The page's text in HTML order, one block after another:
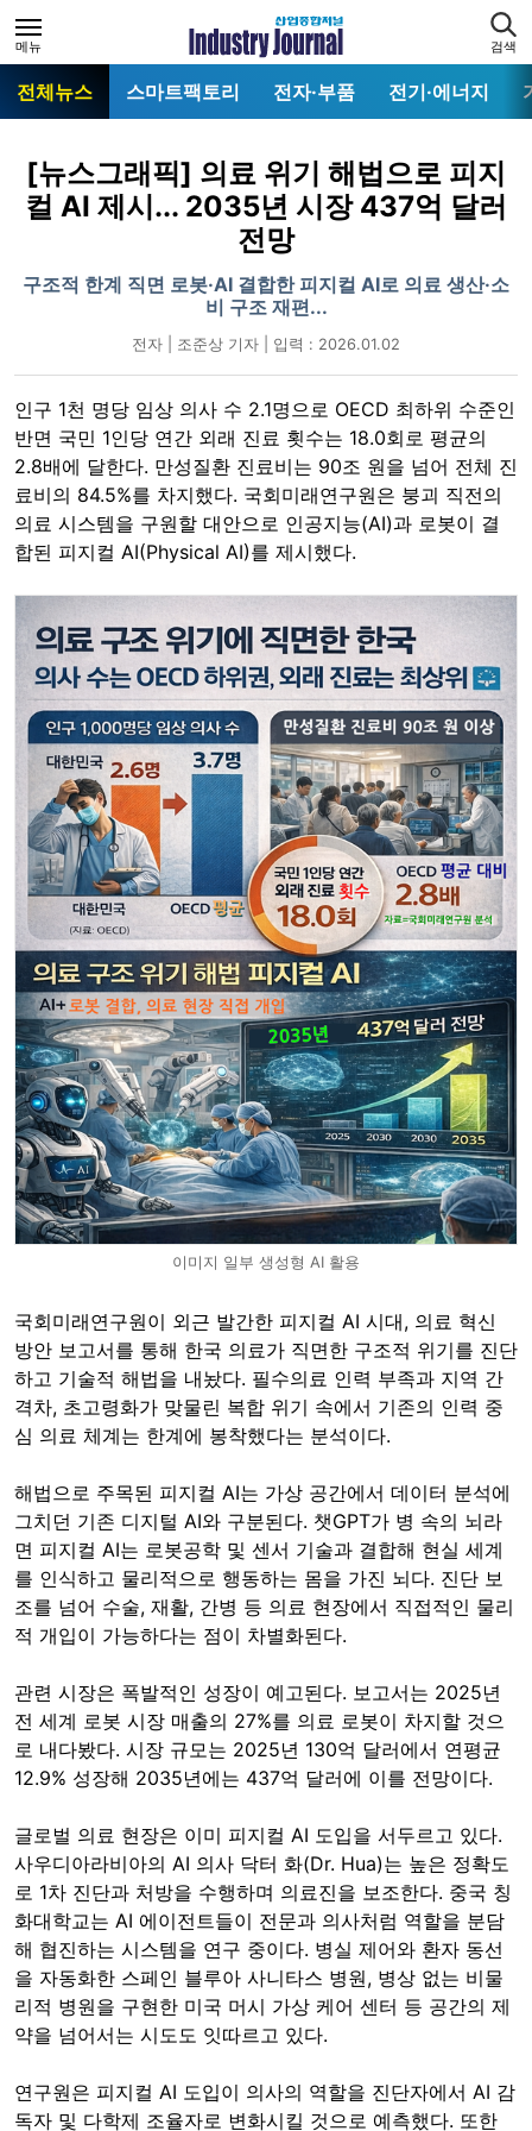
메뉴 검색
전체뉴스 스마트팩토리 전자·부품 전기·에너지
[뉴스그래픽] 의료 위기 해법으로 피지
컬 AI 제시... 2035년 시장 437억 달러
전망
구조적 한계 직면 로봇·AI 결합한 피지컬 AI로 의료 생산·소
비 구조 재편...
전자 | 조준상 기자 | 입력 : 2026.01.02
인구 1천 명당 임상 의사 수 2.1명으로 OECD 최하위 수준인
반면 국민 1인당 연간 외래 진료 횟수는 18.0회로 평균의
2.8배에 달한다. 만성질환 진료비는 90조 원을 넘어 전체 진
료비의 84.5%를 차지했다. 국회미래연구원은 붕괴 직전의
의료 시스템을 구원할 대안으로 인공지능(AI)과 로봇이 결
합된 피지컬 AI(Physical AI)를 제시했다.
이미지 일부 생성형 AI 활용
국회미래연구원이 외근 발간한 피지컬 AI 시대, 의료 혁신
방안 보고서를 통해 한국 의료가 직면한 구조적 위기를 진단
하고 기술적 해법을 내놨다. 필수의료 인력 부족과 지역 간
격차, 초고령화가 맞물린 복합 위기 속에서 기존의 인력 중
심 의료 체계는 한계에 봉착했다는 분석이다.
해법으로 주목된 피지컬 AI는 가상 공간에서 데이터 분석에
그치던 기존 디지털 AI와 구분된다. 챗GPT가 병 속의 뇌라
면 피지컬 AI는 로봇공학 및 센서 기술과 결합해 현실 세계
를 인식하고 물리적으로 행동하는 몸을 가진 뇌다. 진단 보
조를 넘어 수술, 재활, 간병 등 의료 현장에서 직접적인 물리
적 개입이 가능하다는 점이 차별화된다.
관련 시장은 폭발적인 성장이 예고된다. 보고서는 2025년
전 세계 로봇 시장 매출의 27%를 의료 로봇이 차지할 것으
로 내다봤다. 시장 규모는 2025년 130억 달러에서 연평균
12.9% 성장해 2035년에는 437억 달러에 이를 전망이다.
글로벌 의료 현장은 이미 피지컬 AI 도입을 서두르고 있다.
사우디아라비아의 AI 의사 닥터 화(Dr. Hua)는 높은 정확도
로 1차 진단과 처방을 수행하며 의료진을 보조한다. 중국 칭
화대학교는 AI 에이전트들이 전문과 의사처럼 역할을 분담
해 협진하는 시스템을 연구 중이다. 병실 제어와 환자 동선
을 자동화한 스페인 블루아 사니타스 병원, 병상 없는 비물
리적 병원을 구현한 미국 머시 가상 케어 센터 등 공간의 제
약을 넘어서는 시도도 잇따르고 있다.
연구원은 피지컬 AI 도입이 의사의 역할을 진단자에서 AI 감
독자 및 다학제 조율자로 변화시킬 것으로 예측했다. 또한